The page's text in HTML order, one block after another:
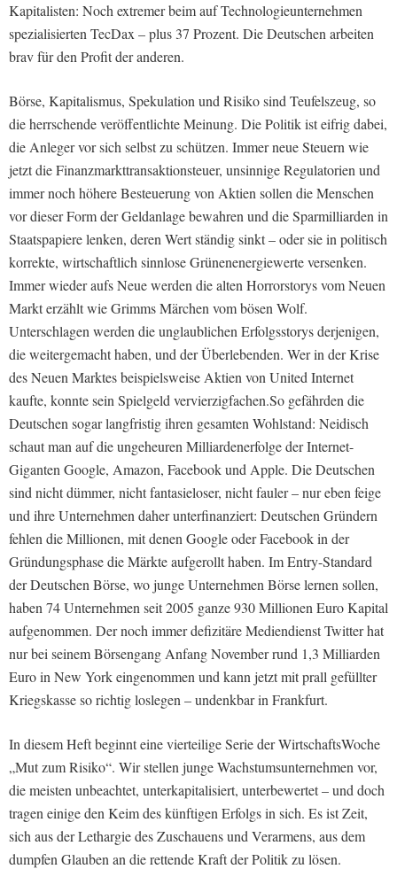
Kapitalisten: Noch extremer beim auf Technologieunternehmen
spezialisierten TecDax – plus 37 Prozent. Die Deutschen arbeiten
brav für den Profit der anderen.
Börse, Kapitalismus, Spekulation und Risiko sind Teufelszeug, so
die herrschende veröffentlichte Meinung. Die Politik ist eifrig dabei,
die Anleger vor sich selbst zu schützen. Immer neue Steuern wie
jetzt die Finanzmarkttransaktionsteuer, unsinnige Regulatorien und
immer noch höhere Besteuerung von Aktien sollen die Menschen
vor dieser Form der Geldanlage bewahren und die Sparmilliarden in
Staatspapiere lenken, deren Wert ständig sinkt – oder sie in politisch
korrekte, wirtschaftlich sinnlose Grünenenergiewerte versenken.
Immer wieder aufs Neue werden die alten Horrorstorys vom Neuen
Markt erzählt wie Grimms Märchen vom bösen Wolf.
Unterschlagen werden die unglaublichen Erfolgsstorys derjenigen,
die weitergemacht haben, und der Überlebenden. Wer in der Krise
des Neuen Marktes beispielsweise Aktien von United Internet
kaufte, konnte sein Spielgeld vervierzigfachen.So gefährden die
Deutschen sogar langfristig ihren gesamten Wohlstand: Neidisch
schaut man auf die ungeheuren Milliardenerfolge der Internet-
Giganten Google, Amazon, Facebook und Apple. Die Deutschen
sind nicht dümmer, nicht fantasieloser, nicht fauler – nur eben feige
und ihre Unternehmen daher unterfinanziert: Deutschen Gründern
fehlen die Millionen, mit denen Google oder Facebook in der
Gründungsphase die Märkte aufgerollt haben. Im Entry-Standard
der Deutschen Börse, wo junge Unternehmen Börse lernen sollen,
haben 74 Unternehmen seit 2005 ganze 930 Millionen Euro Kapital
aufgenommen. Der noch immer defizitäre Mediendienst Twitter hat
nur bei seinem Börsengang Anfang November rund 1,3 Milliarden
Euro in New York eingenommen und kann jetzt mit prall gefüllter
Kriegskasse so richtig loslegen – undenkbar in Frankfurt.
In diesem Heft beginnt eine vierteilige Serie der WirtschaftsWoche
„Mut zum Risiko“. Wir stellen junge Wachstumsunternehmen vor,
die meisten unbeachtet, unterkapitalisiert, unterbewertet – und doch
tragen einige den Keim des künftigen Erfolgs in sich. Es ist Zeit,
sich aus der Lethargie des Zuschauens und Verarmens, aus dem
dumpfen Glauben an die rettende Kraft der Politik zu lösen.